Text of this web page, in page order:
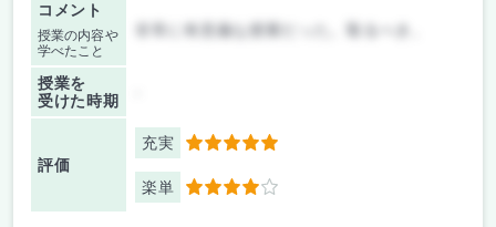
コメント
授業の内容や
学べたこと
非常に有意義な授業だった。取るべき。
授業を
受けた時期
評価
充実 5
楽単 4